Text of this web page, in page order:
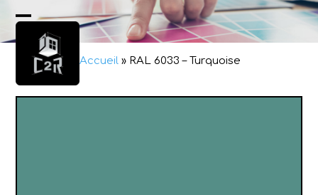
contentOpen
mobile
menu
Close
mobile
menu
Accueil » RAL 6033 – Turquoise